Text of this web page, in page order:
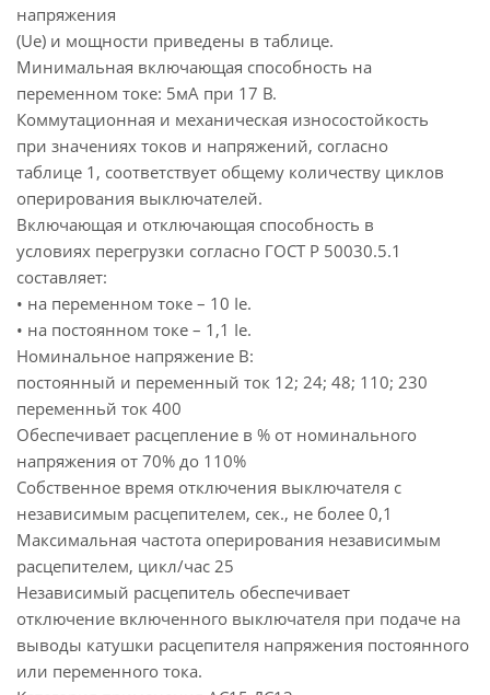
напряжения
(Ue) и мощности приведены в таблице.
Минимальная включающая способность на
переменном токе: 5мА при 17 В.
Коммутационная и механическая износостойкость
при значениях токов и напряжений, согласно
таблице 1, соответствует общему количеству циклов
оперирования выключателей.
Включающая и отключающая способность в
условиях перегрузки согласно ГОСТ Р 50030.5.1
составляет:
• на переменном токе – 10 Ie.
• на постоянном токе – 1,1 Ie.
Номинальное напряжение В:
постоянный и переменный ток 12; 24; 48; 110; 230
переменньй ток 400
Обеспечивает расцепление в % от номинального
напряжения от 70% до 110%
Собственное время отключения выключателя с
независимым расцепителем, сек., не более 0,1
Максимальная частота оперирования независимым
расцепителем, цикл/час 25
Независимый расцепитель обеспечивает
отключение включенного выключателя при подаче на
выводы катушки расцепителя напряжения постоянного
или переменного тока.